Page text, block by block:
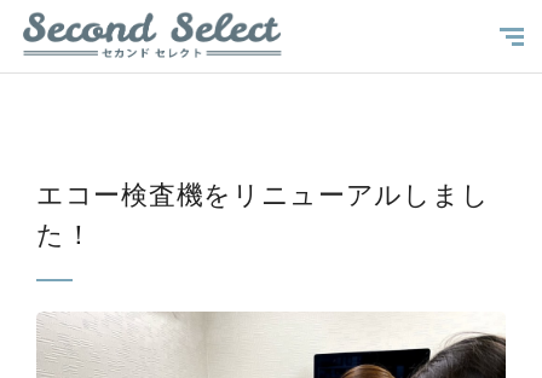
エコー検査機をリニューアルしまし
た！